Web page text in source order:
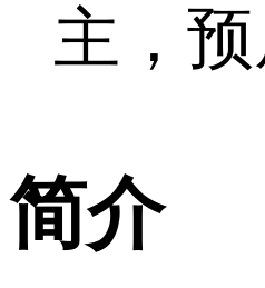
主，
简介